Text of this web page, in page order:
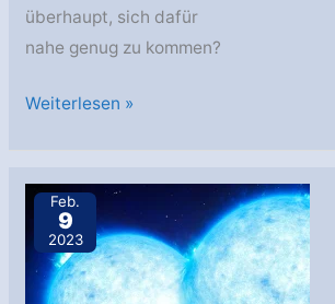
überhaupt, sich dafür
nahe genug zu kommen?
AstroGeo
Löcher
wenn
die
Weiterlesen »
Feb.
9
2023